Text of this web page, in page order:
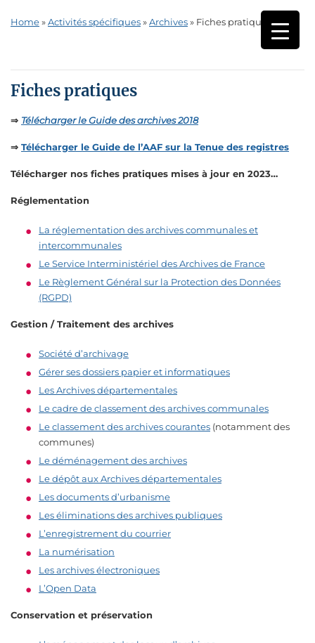
Home»Activités spécifiques»Archives» Fiches pratiques
Fiches pratiques
⇒ Télécharger le Guide des archives 2018
⇒ Télécharger le Guide de l’AAF sur la Tenue des registres
Télécharger nos fiches pratiques mises à jour en 2023…
Réglementation
La réglementation des archives communales et
intercommunales
Le Service Interministériel des Archives de France
Le Règlement Général sur la Protection des Données
(RGPD)
Gestion / Traitement des archives
Société d’archivage
Gérer ses dossiers papier et informatiques
Les Archives départementales
Le cadre de classement des archives communales
Le classement des archives courantes (notamment des
communes)
Le déménagement des archives
Le dépôt aux Archives départementales
Les documents d’urbanisme
Les éliminations des archives publiques
L’enregistrement du courrier
La numérisation
Les archives électroniques
L’Open Data
Conservation et préservation